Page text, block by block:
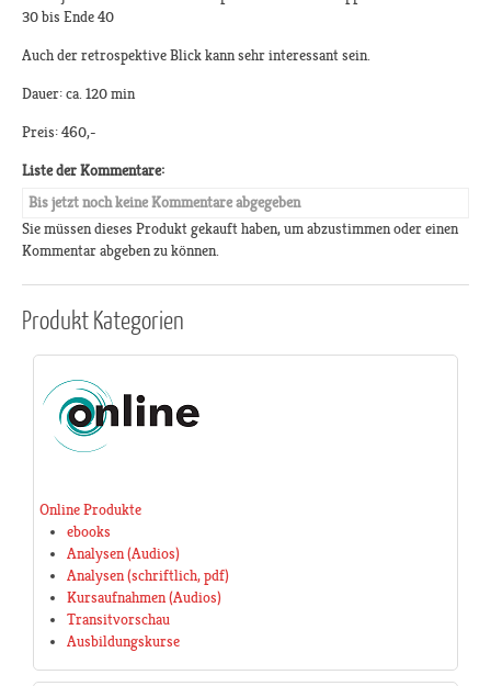
30 bis Ende 40
Auch der retrospektive Blick kann sehr interessant sein.
Dauer: ca. 120 min
Preis: 460,-
Liste der Kommentare:
Bis jetzt noch keine Kommentare abgegeben
Sie müssen dieses Produkt gekauft haben, um abzustimmen oder einen
Kommentar abgeben zu können.
ProduktKategorien
Online Produkte
ebooks
Analysen (Audios)
Analysen (schriftlich, pdf)
Kursaufnahmen (Audios)
Transitvorschau
Ausbildungskurse